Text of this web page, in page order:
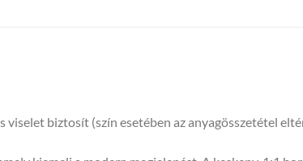
biztosít (szín esetében az anyagösszetétel